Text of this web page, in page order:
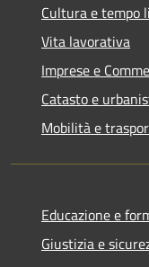
Cultura e tempo
Vita lavorativa
Imprese e
Catasto e
Mobilità e
Educazione e
Giustizia e